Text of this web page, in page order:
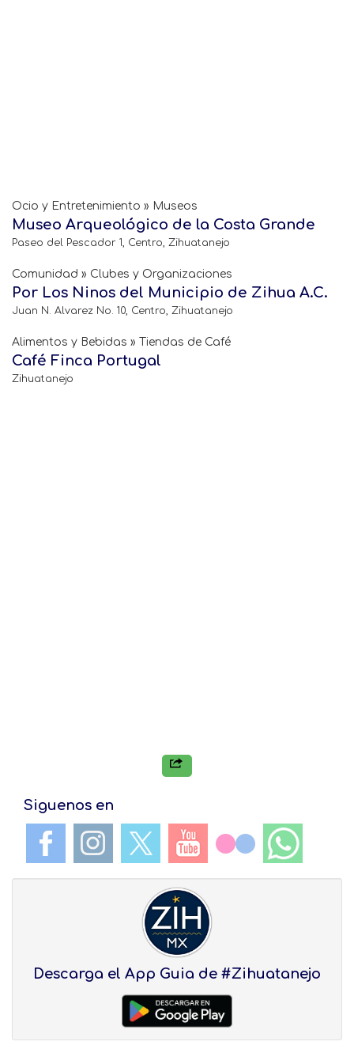
Ocio y Entretenimiento » Museos
Museo Arqueológico de la Costa Grande
Paseo del Pescador 1, Centro, Zihuatanejo
Comunidad » Clubes y Organizaciones
Por Los Ninos del Municipio de Zihua A.C.
Juan N. Alvarez No. 10, Centro, Zihuatanejo
Alimentos y Bebidas » Tiendas de Café
Café Finca Portugal
Zihuatanejo
Siguenos en
Descarga el App Guia de #Zihuatanejo